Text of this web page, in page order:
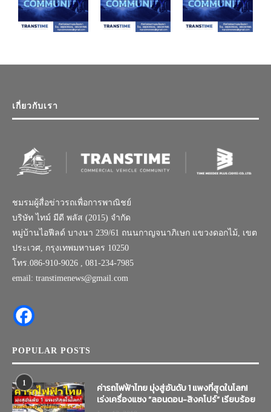
เกี่ยวกับเรา
ชมรมผู้สื่อข่าวรถเพื่อการพาณิชย์
บริษัท ไทม์ มีดี พลัส (2015) จำกัด
หมู่บ้านไอฟีลด์ บางนา 239/61 ถนนกาญจนาภิเษก แขวงดอกไม้, เขต
ประเวศ, กรุงเทพมหานคร 10250
โทร.086-910-9026 , 081-234-7985
email: transtimenews@gmail.com
POPULAR POSTS
1
ค่ารถไฟฟ้าไทย มุ่งสู่อันดับ 1 แพงที่สุดในโลก!
เร่งเครื่องแซง “ลอนดอน-สิงคโปร์” เรียบร้อย